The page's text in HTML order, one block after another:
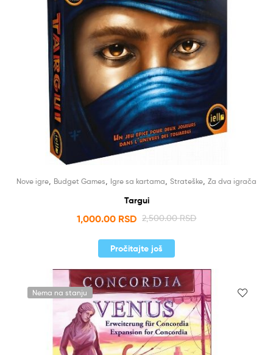
Nove igre Budget Games Igre sa kartama Strateške Za dva igrača
Targui
2,500.00RSD
1,000.00 RSD
Pročitajte još
Nema na stanju